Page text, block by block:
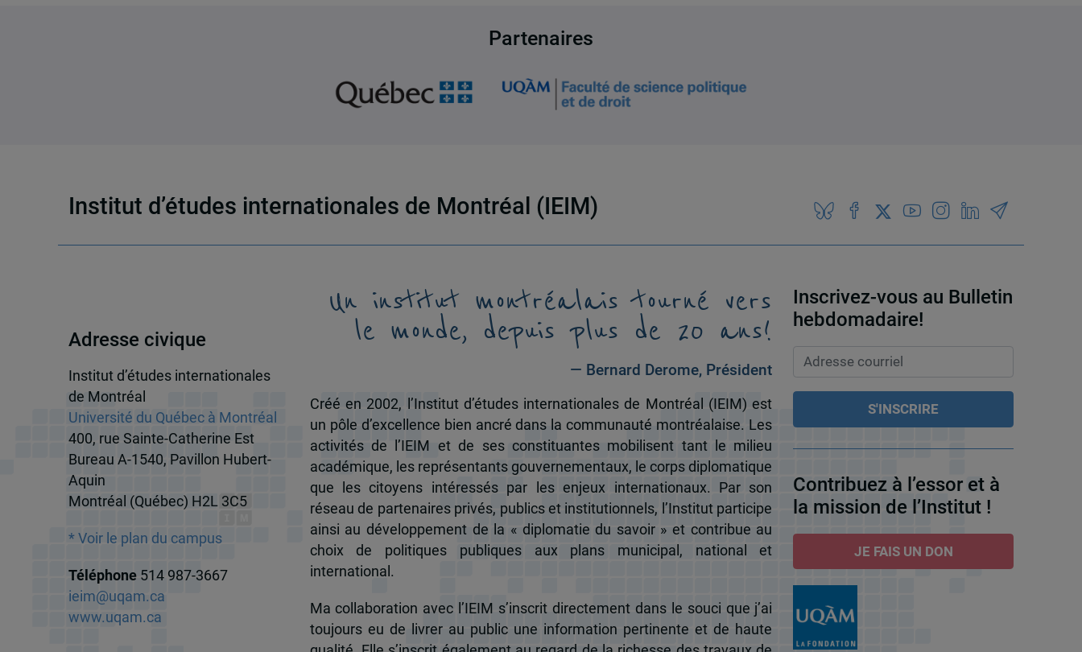
Partenaires
Institut d’études internationales de Montréal (IEIM)
Adresse civique
Institut d’études internationales
de Montréal
Université du Québec à Montréal
400, rue Sainte-Catherine Est
Bureau A-1540, Pavillon Hubert-
Aquin
Montréal (Québec) H2L 3C5
* Voir le plan du campus
Téléphone 514 987-3667
ieim@uqam.ca
www.uqam.ca
Un institut montréalais tourné vers
le monde, depuis plus de 20 ans!
— Bernard Derome, Président
Créé en 2002, l’Institut d’études internationales de Montréal (IEIM) est
un pôle d’excellence bien ancré dans la communauté montréalaise. Les
activités de l’IEIM et de ses constituantes mobilisent tant le milieu
académique, les représentants gouvernementaux, le corps diplomatique
que les citoyens intéressés par les enjeux internationaux. Par son
réseau de partenaires privés, publics et institutionnels, l’Institut participe
ainsi au développement de la « diplomatie du savoir » et contribue au
choix de politiques publiques aux plans municipal, national et
international.
Ma collaboration avec l’IEIM s’inscrit directement dans le souci que j’ai
toujours eu de livrer au public une information pertinente et de haute
Inscrivez-vous au Bulletin
hebdomadaire!
Contribuez à l’essor et à
la mission de l’Institut !
JE FAIS UN DON